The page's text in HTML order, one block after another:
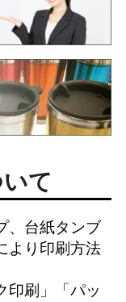
て
、台紙タンブ
より印刷方法
印刷 」「 パッ